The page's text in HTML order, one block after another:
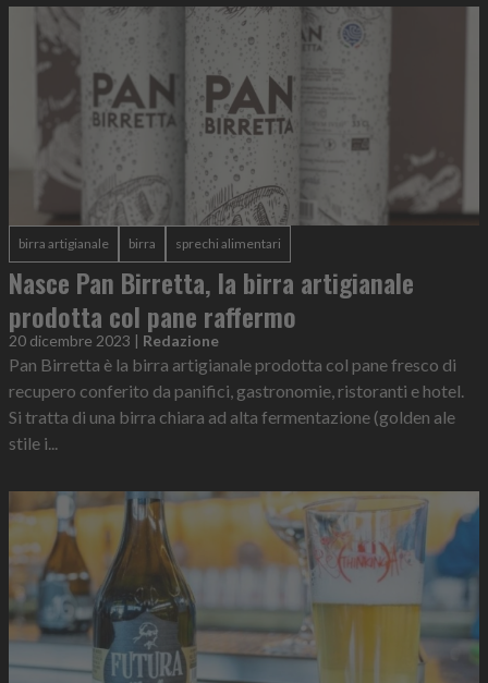
birra artigianale birra sprechi alimentari
Nasce Pan Birretta, la birra artigianale
prodotta col pane raffermo
20 dicembre 2023 | Redazione
Pan Birretta è la birra artigianale prodotta col pane fresco di
recupero conferito da panifici, gastronomie, ristoranti e hotel.
Si tratta di una birra chiara ad alta fermentazione (golden ale
stile i...